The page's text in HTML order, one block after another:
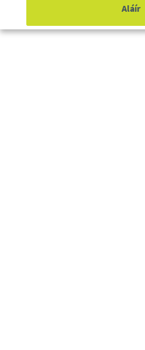
Aláír